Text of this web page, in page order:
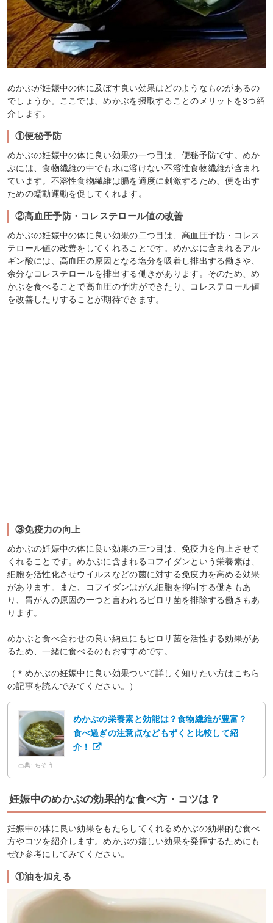
めかぶが妊娠中の体に及ぼす良い効果はどのようなものがあるの
でしょうか。ここでは、めかぶを摂取することのメリットを3つ紹
介します。
①便秘予防
めかぶの妊娠中の体に良い効果の一つ目は、便秘予防です。めか
ぶには、食物繊維の中でも水に溶けない不溶性食物繊維が含まれ
ています。不溶性食物繊維は腸を適度に刺激するため、便を出す
ための蠕動運動を促してくれます。
②高血圧予防・コレステロール値の改善
めかぶの妊娠中の体に良い効果の二つ目は、高血圧予防・コレス
テロール値の改善をしてくれることです。めかぶに含まれるアル
ギン酸には、高血圧の原因となる塩分を吸着し排出する働きや、
余分なコレステロールを排出する働きがあります。そのため、め
かぶを食べることで高血圧の予防ができたり、コレステロール値
を改善したりすることが期待できます。
③免疫力の向上
めかぶの妊娠中の体に良い効果の三つ目は、免疫力を向上させて
くれることです。めかぶに含まれるコフイダンという栄養素は、
細胞を活性化させウイルスなどの菌に対する免疫力を高める効果
があります。また、コフイダンはがん細胞を抑制する働きもあ
り、胃がんの原因の一つと言われるピロリ菌を排除する働きもあ
ります。
めかぶと食べ合わせの良い納豆にもピロリ菌を活性する効果があ
るため、一緒に食べるのもおすすめです。
（＊めかぶの妊娠中に良い効果ついて詳しく知りたい方はこちら
の記事を読んでみてください。）
めかぶの栄養素と効能は？食物繊維が豊富？
食べ過ぎの注意点などもずくと比較して紹
介！
出典: ちそう
妊娠中のめかぶの効果的な食べ方・コツは？
妊娠中の体に良い効果をもたらしてくれるめかぶの効果的な食べ
方やコツを紹介します。めかぶの嬉しい効果を発揮するためにも
ぜひ参考にしてみてください。
①油を加える